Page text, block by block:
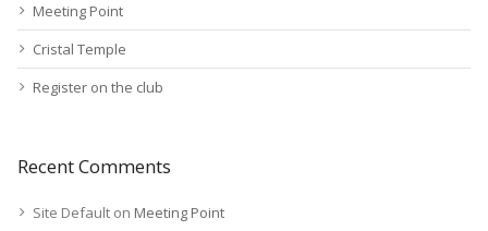
Meeting Point
Cristal Temple
Register on the club
Recent Comments
Site Default on Meeting Point